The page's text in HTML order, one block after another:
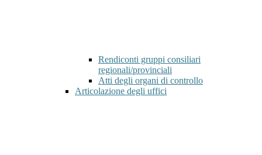
Rendiconti gruppi consiliari
regionali/provinciali
Atti degli organi di controllo
Articolazione degli uffici